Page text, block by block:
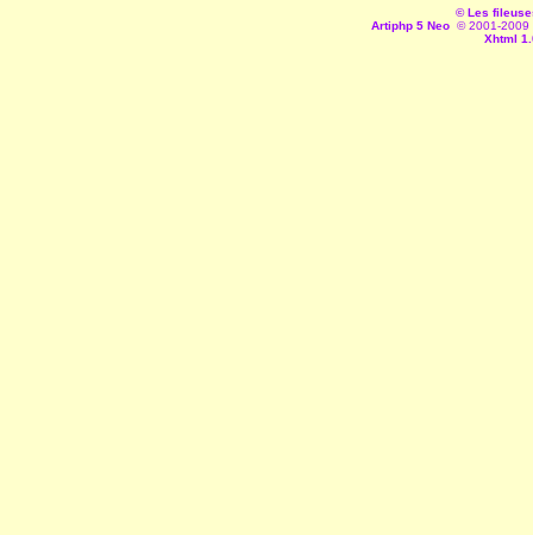
© Les
Artiphp 5 Neo © 2001-2009
Xhtml